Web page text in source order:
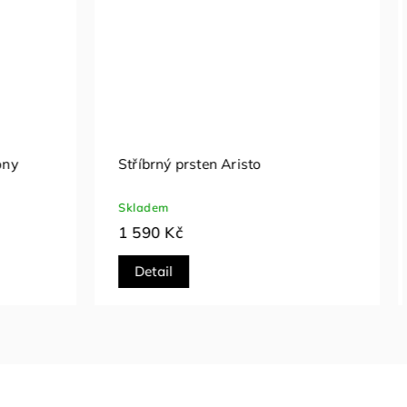
se Stříbrný prsten Brilliance
Skladem
2 990 Kč
Detail